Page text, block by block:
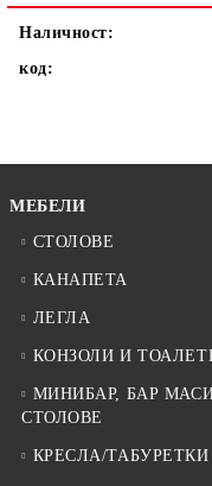
Наличност:
код:
МЕБЕЛИ
СТОЛОВЕ
КАНАПЕТА
ЛЕГЛА
КОНЗОЛИ И
МИНИБАР, БАР
СТОЛОВЕ
КРЕСЛА/ТАБУРЕТКИ